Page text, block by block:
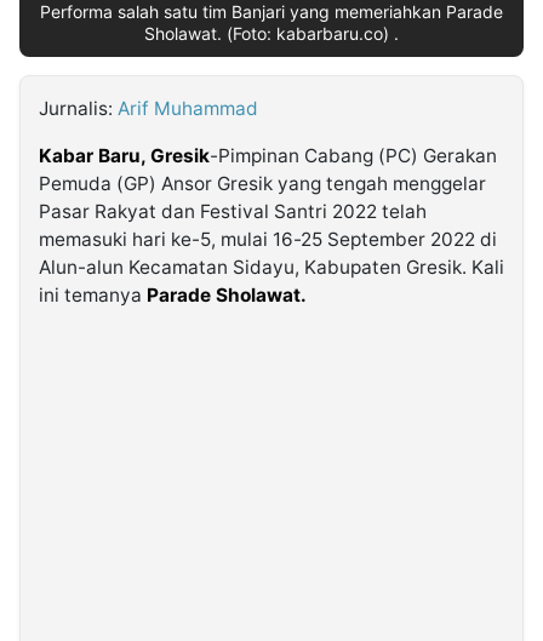
Kabarbaru.co
2026
Performa salah satu tim Banjari yang memeriahkan Parade
Sholawat. (Foto: kabarbaru.co) .
Jurnalis: Arif Muhammad
Kabar Baru, Gresik-Pimpinan Cabang (PC) Gerakan
Pemuda (GP) Ansor Gresik yang tengah menggelar
Pasar Rakyat dan Festival Santri 2022 telah
memasuki hari ke-5, mulai 16-25 September 2022 di
Alun-alun Kecamatan Sidayu, Kabupaten Gresik. Kali
ini temanya Parade Sholawat.